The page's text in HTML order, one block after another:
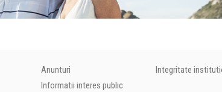
Anunturi
Informatii interes public
Integritate